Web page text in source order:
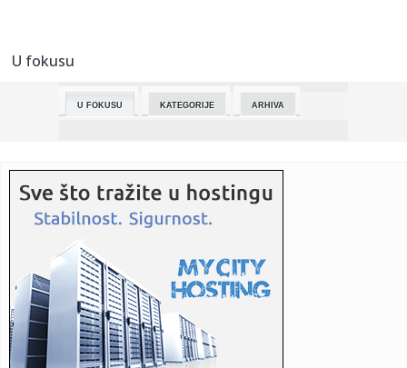
23:10:
23:10:
Zelenski izdao ukaz kojim se "dozvoljava održavanje
23:08:Porodični rat Tanje Bošković! Bivši muž je optužio za haos
...
23:05:Poznati kumovi došli prvi: Evo ko se sve pojavio na proslavi
pun...
23:00:Opel planira novi SUV iz C segmenta, prvi model
proširenog partn...
23:00:Narandžasta je nova crna: Zašto moda 2026. obožava ovu
U fokusu
U FOKUSU KATEGORIJE ARHIVA